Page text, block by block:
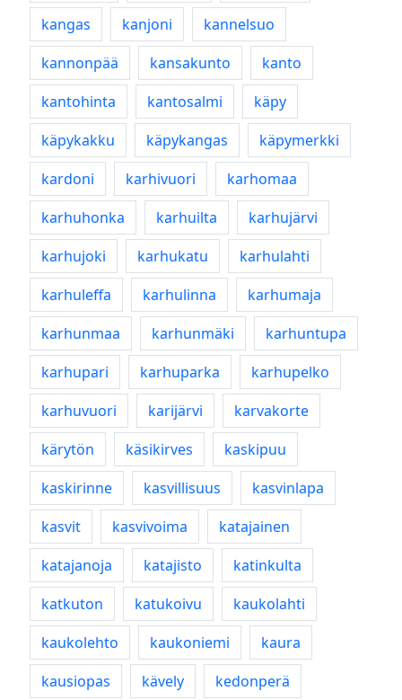
kangas kanjoni
kannelsuo
kannonpää
kansakunto
kanto
kantohinta
kantosalmi
käpy
käpykakku
käpykangas
käpymerkki
kardoni
karhivuori
karhomaa
karhuhonka
karhuilta
karhujärvi
karhujoki
karhukatu
karhulahti
karhuleffa
karhulinna
karhumaja
karhunmaa
karhunmäki
karhuntupa
karhupari
karhuparka
karhupelko
karhuvuori
karijärvi
karvakorte
kärytön
käsikirves
kaskipuu
kaskirinne
kasvillisuus
kasvinlapa
kasvit
kasvivoima
katajainen
katajanoja
katajisto
katinkulta
katkuton
katukoivu
kaukolahti
kaukolehto
kaukoniemi
kaura
kausiopas
kävely
kedonperä